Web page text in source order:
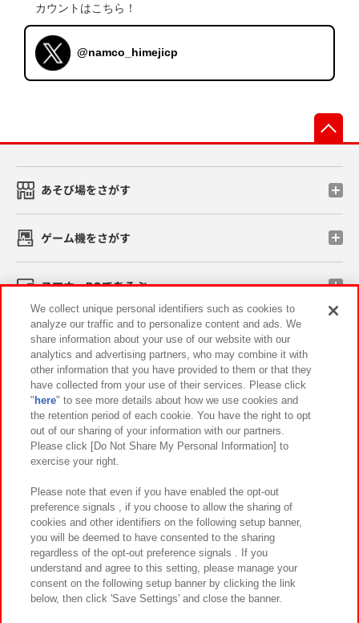
カウントはこちら！
@namco_himejicp
あそび場をさがす
ゲーム機をさがす
スマホ・PCであそぶ
イベント・キャンペーン
関連会社 サステナビリティ サイトポリシー
プライバシーポリシー ウェブアクセシビリティ方針と検証結果
お取引先さまとともに
カスタマーハラスメント対応方針 よくあるご質問・お問い合わせ
©Bandai Namco Amusement Inc.
We collect unique personal identifiers such as cookies to
analyze our traffic and to personalize content and ads. We
share information about your use of our website with our
analytics and advertising partners, who may combine it with
other information that you have provided to them or that they
have collected from your use of their services. Please click
" here" to see more details about how we use cookies and
the retention period of each cookie. You have the right to opt
out of our sharing of your information with our partners.
Please click [Do Not Share My Personal Information] to
exercise your right.
Please note that even if you have enabled the opt-out
preference signals , if you choose to allow the sharing of
cookies and other identifiers on the following setup banner,
you will be deemed to have consented to the sharing
regardless of the opt-out preference signals . If you
understand and agree to this setting, please manage your
consent on the following setup banner by clicking the link
below, then click 'Save Settings' and close the banner.